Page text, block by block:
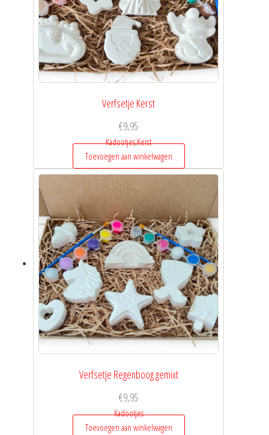
Verfsetje Kerst
€9,95
Kadootjes,Kerst
Toevoegen aan winkelwagen
Verfsetje Regenboog gemixt
€9,95
Kadootjes
Toevoegen aan winkelwagen